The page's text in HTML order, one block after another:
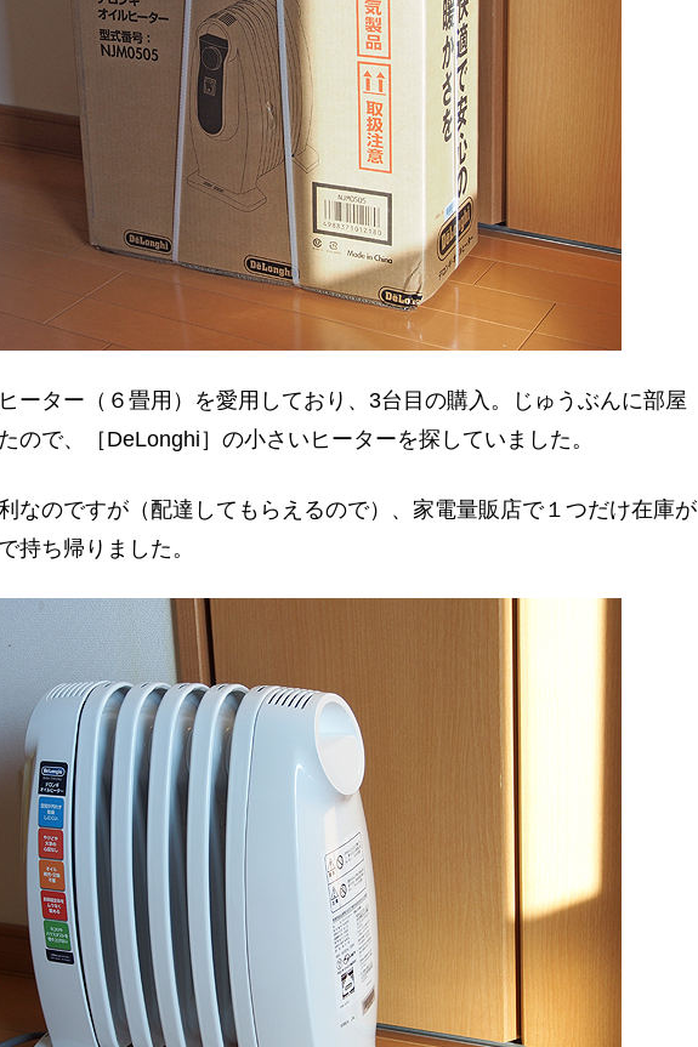
ーター（６畳用）を愛用しており、3台目の購入。じゅうぶんに部屋
ので、［DeLonghi］の小さいヒーターを探していました。
なのですが（配達してもらえるので）、家電量販店で１つだけ在庫が
持ち帰りました。